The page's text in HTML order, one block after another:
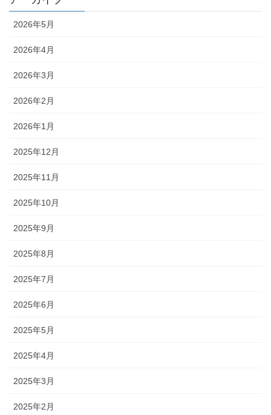
2026年5月
2026年4月
2026年3月
2026年2月
2026年1月
2025年12月
2025年11月
2025年10月
2025年9月
2025年8月
2025年7月
2025年6月
2025年5月
2025年4月
2025年3月
2025年2月